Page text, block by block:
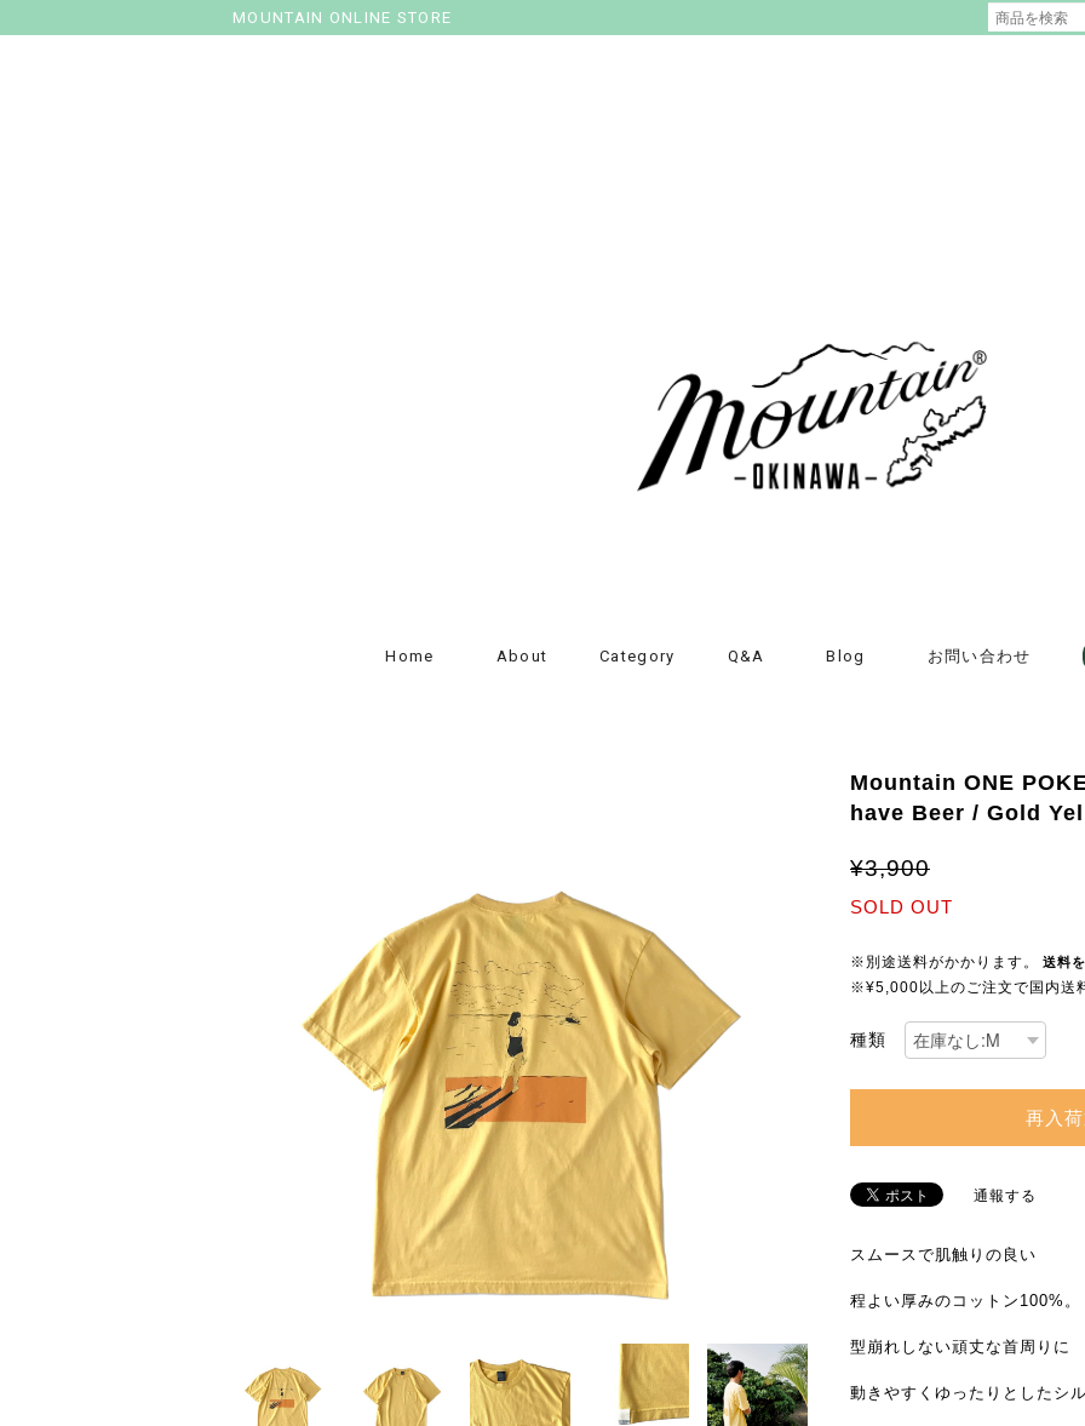
MOUNTAIN ONLINE STORE
Home About Category Q&A Blog お問い合わせ
Mountain ONE
have Beer / Gold
¥3,900
SOLD OUT
※別途送料がかかります。 送料
※¥5,000以上のご注文で国内送
種類
再入
通報する
スムースで肌触りの良い
程よい厚みのコットン100%。
型崩れしない頑丈な首周りに
動きやすくゆったりとしたシル